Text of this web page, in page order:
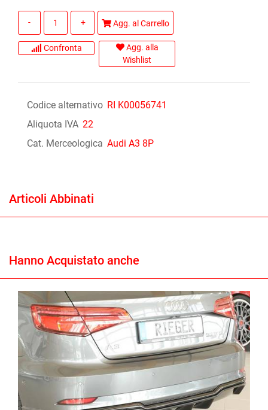
Agg. al Carrello
Confronta
Agg. alla
Wishlist
Codice alternativo RI K00056741
Aliquota IVA 22
Cat. Merceologica Audi A3 8P
Articoli Abbinati
Hanno Acquistato anche